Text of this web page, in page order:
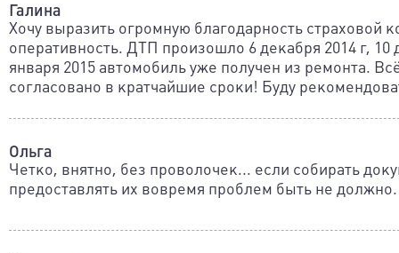
Галина
Хочу выразить огромную благодарность страховой
оперативность. ДТП произошло 6 декабря 2014 г,
января 2015 автомобиль уже получен из ремонта.
согласовано в кратчайшие сроки! Буду
Ольга
Четко, внятно, без проволочек... если собирать
предоставлять их вовремя проблем быть не должно.